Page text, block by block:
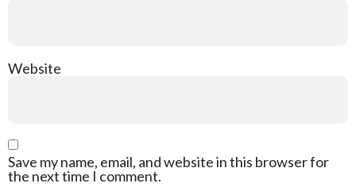
Website
Save my name, email, and website in this browser for
the next time I comment.